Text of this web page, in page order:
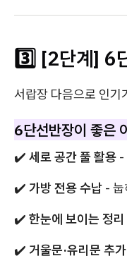
3️⃣ [2단계] 6
서랍장 다음으로 인
6단선반장이 좋은
✔️ 세로 공간 풀 활용 -
✔️ 가방 전용 수납 - 눕
✔️ 한눈에 보이는 정리
✔️ 거울문·유리문 추